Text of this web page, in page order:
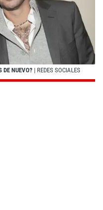
DE NUEVO? | REDES SOCIALES